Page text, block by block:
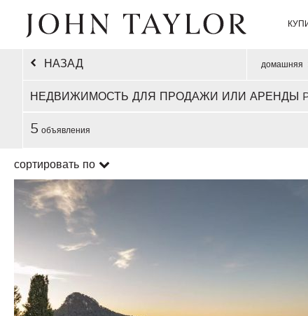
НАЗАД домашняя
НЕДВИЖИМОСТЬ ДЛЯ ПРОДАЖИ ИЛИ АРЕНДЫ
5 объявления
сортировать по